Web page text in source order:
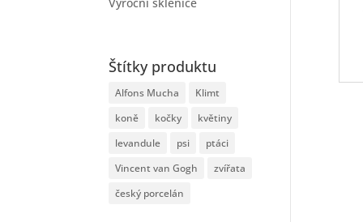
Štítky produktu
Alfons Mucha
Klimt
koně
kočky
květiny
levandule
psi
ptáci
Vincent van Gogh
zvířata
český porcelán